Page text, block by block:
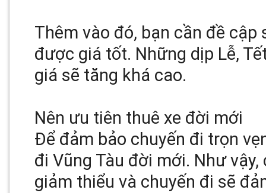
Thêm vào đó, bạn cần đề
được giá tốt. Những dịp Lễ,
giá sẽ tăng khá cao.
Nên ưu tiên thuê xe đời mới
Để đảm bảo chuyến đi trọn
đi Vũng Tàu đời mới. Như
giảm thiểu và chuyến đi sẽ